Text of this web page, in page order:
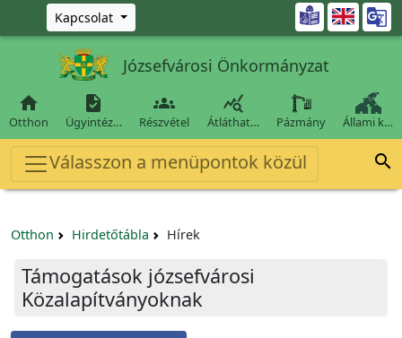
Ugrás a fő tartalomra
Kapcsolat 
Józsefvárosi Önkormányzat

Otthon

Ügyintéz…

Részvétel

Átláthat… Pázmány Állami k…
Válasszon a menüpontok közül 
Otthon Hirdetőtábla Hírek
Támogatások józsefvárosi
Közalapítványoknak